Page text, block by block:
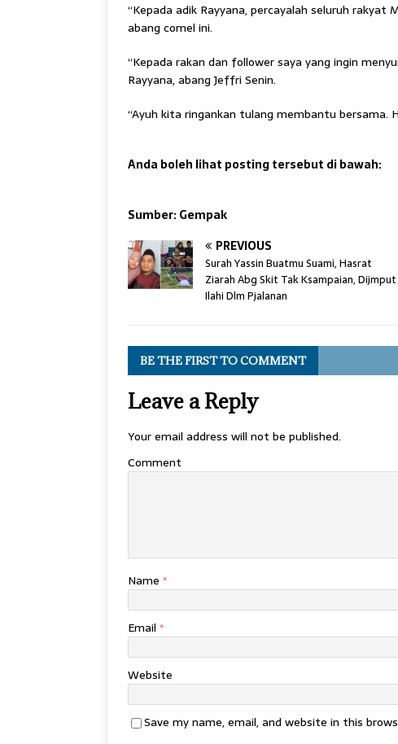
“Kepada adik Rayyana, percayalah seluruh
abang comel ini.
“Kepada rakan dan follower saya yang ingin
Rayyana, abang Jeffri Senin.
“Ayuh kita ringankan tulang membantu bersama.
Anda boleh lihat posting tersebut di bawah:
Sumber: Gempak
PREVIOUS
Surah Yassin Buatmu Suami, Hasrat
Ziarah Abg Skit Tak Ksampaian, Dijmput
Ilahi Dlm Pjalanan
BE THE FIRST TO COMMENT
Leave a Reply
Your email address will not be published.
Comment
Name *
Email *
Website
Save my name, email, and website in this